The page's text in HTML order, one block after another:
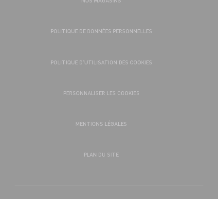
POLITIQUE DE DONNÉES PERSONNELLES
POLITIQUE D’UTILISATION DES COOKIES
PERSONNALISER LES COOKIES
MENTIONS LÉGALES
PLAN DU SITE